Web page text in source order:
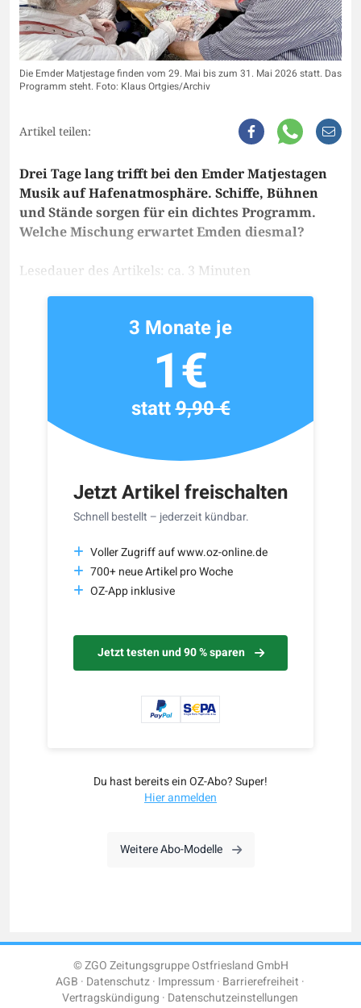
Die Emder Matjestage finden vom 29. Mai bis zum 31. Mai 2026 statt. Das
Programm steht. Foto: Klaus Ortgies/Archiv
Artikel teilen:
Drei Tage lang trifft bei den Emder Matjestagen
Musik auf Hafenatmosphäre. Schiffe, Bühnen
und Stände sorgen für ein dichtes Programm.
Welche Mischung erwartet Emden diesmal?
Lesedauer des Artikels: ca. 3 Minuten
Jetzt Artikel freischalten
Schnell bestellt – jederzeit kündbar.
Voller Zugriff auf www.oz-online.de
700+ neue Artikel pro Woche
OZ-App inklusive
Jetzt testen und 90 % sparen
3 Monate je
1€
statt9,90 €
Du hast bereits ein OZ-Abo? Super!
Hier anmelden
Weitere Abo-Modelle
© ZGO Zeitungsgruppe Ostfriesland GmbH
AGB Datenschutz Impressum Barrierefreiheit
Vertragskündigung Datenschutzeinstellungen